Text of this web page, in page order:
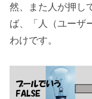
然、また人が押し
ば、「人（ユーザ
わけです。